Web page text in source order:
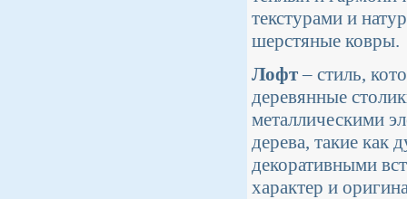
текстурами и
шерстяные ковры.
Лофт– стиль,
деревянные
металлическими
дерева, такие как
декоративными
характер и